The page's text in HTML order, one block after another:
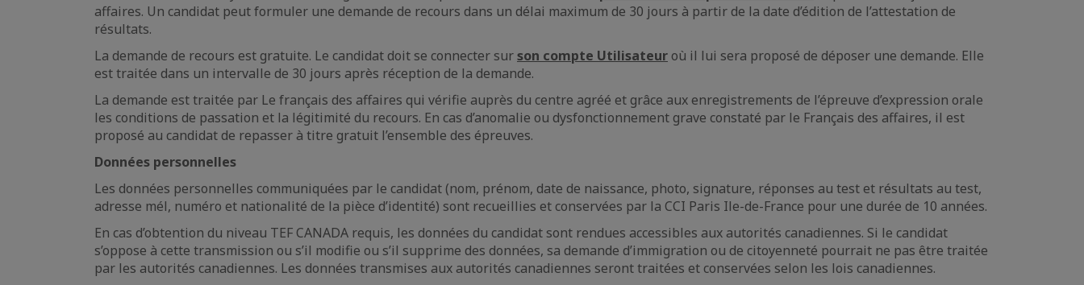
affaires. Un candidat peut formuler une demande de recours dans un délai maximum de 30 jours à partir de la date d’édition de l’attestation de
résultats.
La demande de recours est gratuite. Le candidat doit se connecter surson compte Utilisateuroù il lui sera proposé de déposer une demande. Elle
est traitée dans un intervalle de 30 jours après réception de la demande.
La demande est traitée par Le français des affaires qui vérifie auprès du centre agréé et grâce aux enregistrements de l’épreuve d’expression orale
les conditions de passation et la légitimité du recours. En cas d’anomalie ou dysfonctionnement grave constaté par le Français des affaires, il est
proposé au candidat de repasser à titre gratuit l’ensemble des épreuves.
Données personnelles
Les données personnelles communiquées par le candidat (nom, prénom, date de naissance, photo, signature, réponses au test et résultats au test,
adresse mél, numéro et nationalité de la pièce d’identité) sont recueillies et conservées par la CCI Paris Ile-de-France pour une durée de 10 années.
En cas d’obtention du niveau TEF CANADA requis, les données du candidat sont rendues accessibles aux autorités canadiennes. Si le candidat
s’oppose à cette transmission ou s’il modifie ou s’il supprime des données, sa demande d’immigration ou de citoyenneté pourrait ne pas être traitée
par les autorités canadiennes. Les données transmises aux autorités canadiennes seront traitées et conservées selon les lois canadiennes.